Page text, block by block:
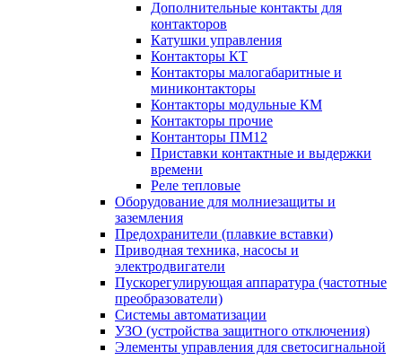
Дополнительные контакты для
контакторов
Катушки управления
Контакторы КТ
Контакторы малогабаритные и
миниконтакторы
Контакторы модульные КМ
Контакторы прочие
Контанторы ПМ12
Приставки контактные и выдержки
времени
Реле тепловые
Оборудование для молниезащиты и
заземления
Предохранители (плавкие вставки)
Приводная техника, насосы и
электродвигатели
Пускорегулирующая аппаратура (частотные
преобразователи)
Системы автоматизации
УЗО (устройства защитного отключения)
Элементы управления для светосигнальной